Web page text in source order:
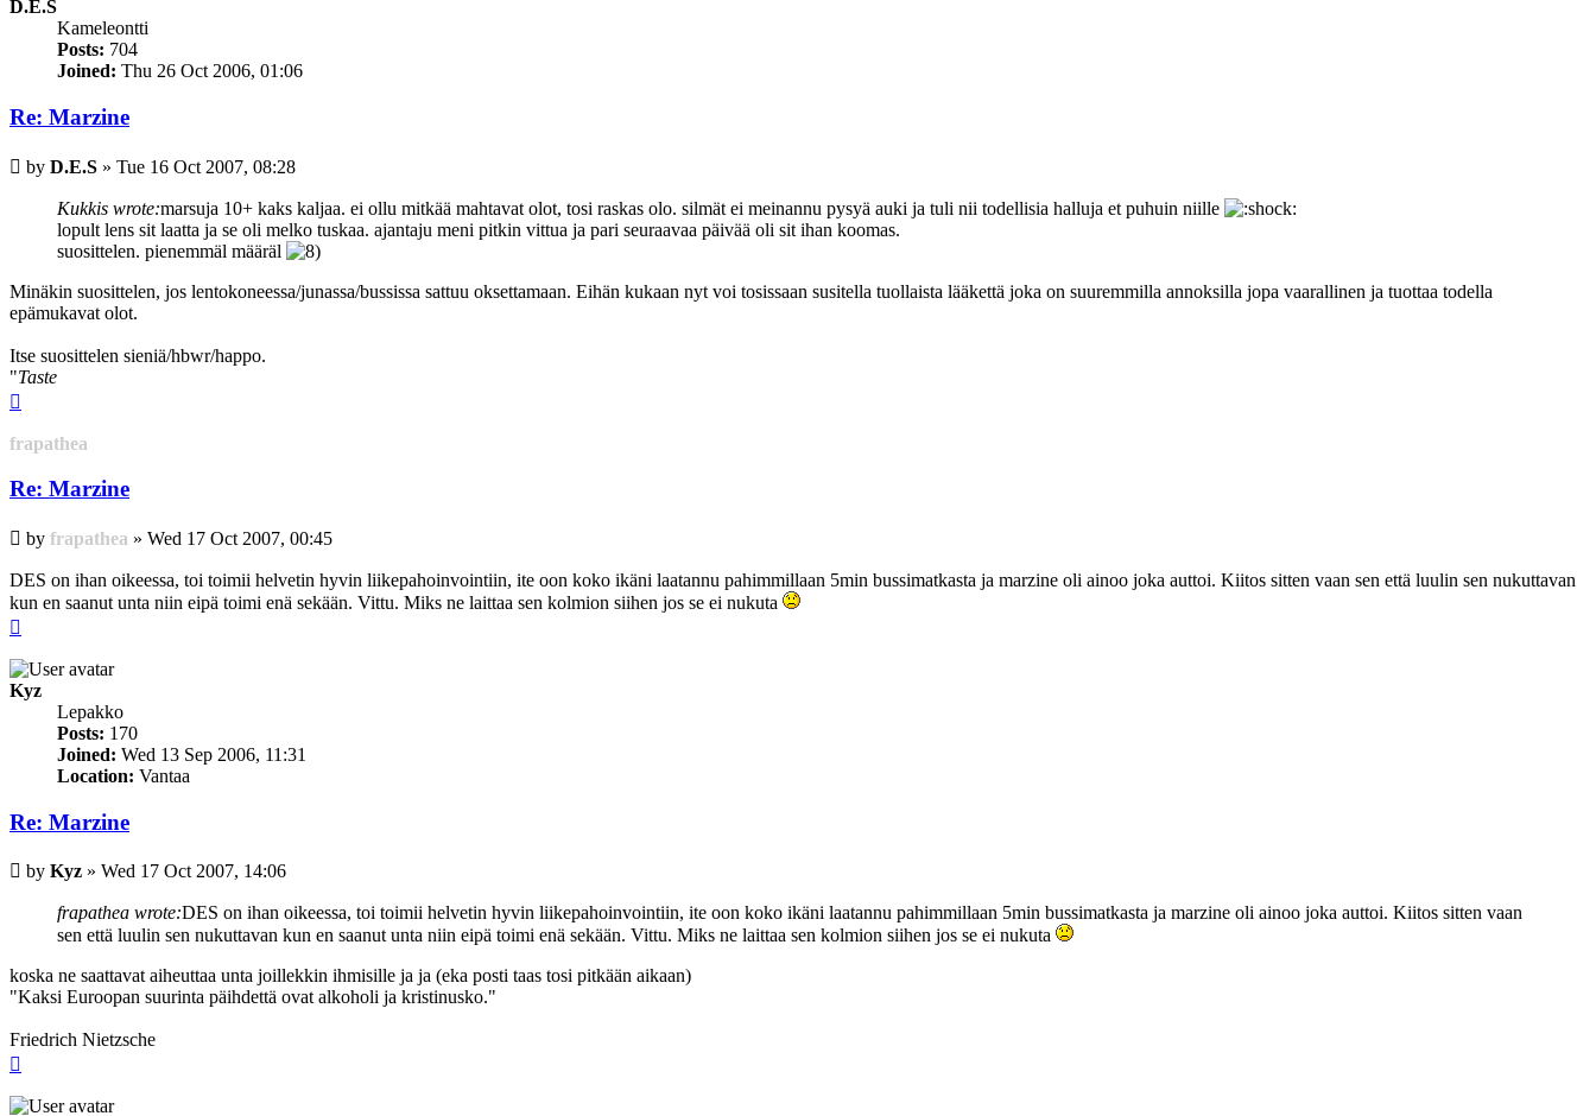
D.E.S
Kameleontti
Posts: 704
Joined: Thu 26 Oct 2006, 01:06
Re: Marzine
Post
by D.E.S » Tue 16 Oct 2007, 08:28
Kukkis wrote:marsuja 10+ kaks kaljaa. ei ollu mitkää mahtavat olot, tosi raskas olo. silmät ei meinannu pysyä auki ja tuli nii todellisia halluja et puhuin niille
lopult lens sit laatta ja se oli melko tuskaa. ajantaju meni pitkin vittua ja pari seuraavaa päivää oli sit ihan koomas.
suosittelen. pienemmäl määräl
Minäkin suosittelen, jos lentokoneessa/junassa/bussissa sattuu oksettamaan. Eihän kukaan nyt voi tosissaan susitella tuollaista lääkettä joka on suuremmilla annoksilla jopa vaarallinen ja tuottaa todella
epämukavat olot.
Itse suosittelen sieniä/hbwr/happo.
"Taste
frapathea
Re: Marzine
Post
by frapathea » Wed 17 Oct 2007, 00:45
DES on ihan oikeessa, toi toimii helvetin hyvin liikepahoinvointiin, ite oon koko ikäni laatannu pahimmillaan 5min bussimatkasta ja marzine oli ainoo joka auttoi. Kiitos sitten vaan sen että luulin sen nukuttavan
kun en saanut unta niin eipä toimi enä sekään. Vittu. Miks ne laittaa sen kolmion siihen jos se ei nukuta
Kyz
Lepakko
Posts: 170
Joined: Wed 13 Sep 2006, 11:31
Location: Vantaa
Re: Marzine
Post
by Kyz » Wed 17 Oct 2007, 14:06
frapathea wrote:DES on ihan oikeessa, toi toimii helvetin hyvin liikepahoinvointiin, ite oon koko ikäni laatannu pahimmillaan 5min bussimatkasta ja marzine oli ainoo joka auttoi. Kiitos sitten vaan
sen että luulin sen nukuttavan kun en saanut unta niin eipä toimi enä sekään. Vittu. Miks ne laittaa sen kolmion siihen jos se ei nukuta
koska ne saattavat aiheuttaa unta joillekkin ihmisille ja ja (eka posti taas tosi pitkään aikaan)
"Kaksi Euroopan suurinta päihdettä ovat alkoholi ja kristinusko."
Friedrich Nietzsche